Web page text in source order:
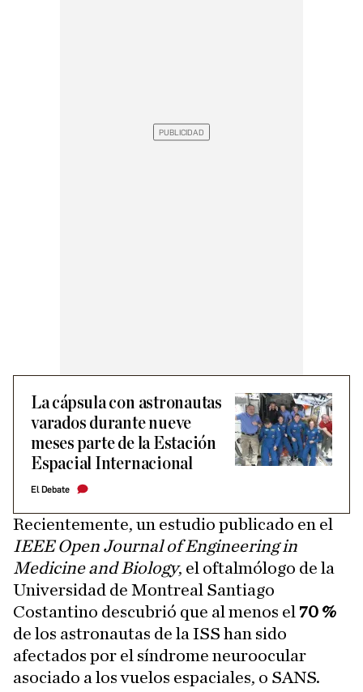
La cápsula con astronautas
varados durante nueve
meses parte de la Estación
Espacial Internacional
El Debate
Recientemente, un estudio publicado en el
IEEE Open Journal of Engineering in
Medicine and Biology, el oftalmólogo de la
Universidad de Montreal Santiago
Costantino descubrió que al menos el 70 %
de los astronautas de la ISS han sido
afectados por el síndrome neuroocular
asociado a los vuelos espaciales, o SANS.